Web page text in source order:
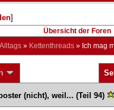
]
Übersicht der Foren
Alltag » Kettenthread » Ich mag
(nicht), weil... (Teil 94)